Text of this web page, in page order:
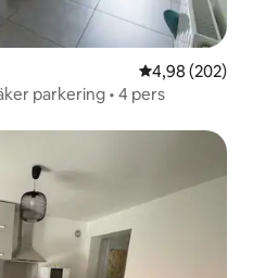
4,98 av 5 i
4,98 (202)
parkering • 4 pers